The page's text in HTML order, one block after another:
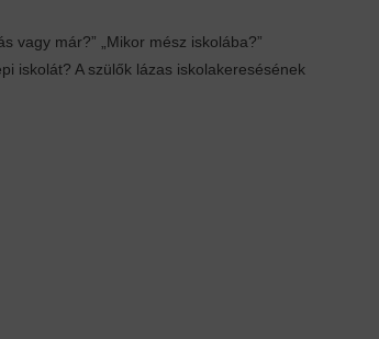
vagy már?” „Mikor mész iskolába?”
iskolát? A szülők lázas iskola­keresésének